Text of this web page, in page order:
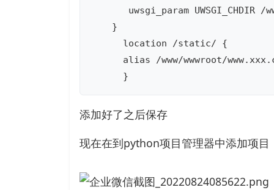
uwsgi_param UWSGI_CHDIR /
}
location /static/ {
alias /www/wwwroot/
}
添加好了之后保存
现在在到python项目管理器中添加项目